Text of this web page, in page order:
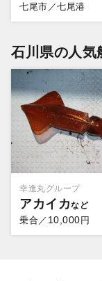
七尾市／七尾港
石川県の人気
幸進丸グループ
アカイカ
乗合／ 10,000円